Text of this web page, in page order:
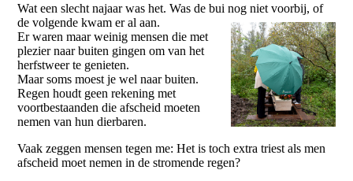
Wat een slecht najaar was het. Was de bui nog niet voorbij, of
de volgende kwam er al aan.
Er waren maar weinig mensen die met
plezier naar buiten gingen om van het
herfstweer te genieten.
Maar soms moest je wel naar buiten.
Regen houdt geen rekening met
voortbestaanden die afscheid moeten
nemen van hun dierbaren.
Vaak zeggen mensen tegen me: Het is toch extra triest als men
afscheid moet nemen in de stromende regen?